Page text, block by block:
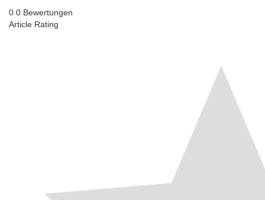
0 0 Bewertungen
Article Rating